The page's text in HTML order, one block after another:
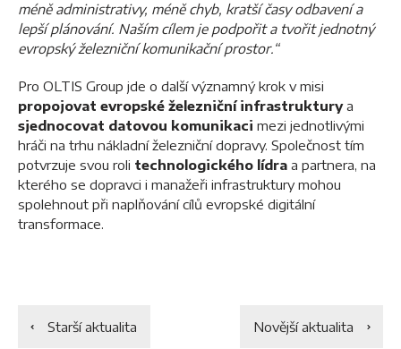
méně administrativy, méně chyb, kratší časy odbavení a
lepší plánování. Naším cílem je podpořit a tvořit jednotný
evropský železniční komunikační prostor.“
Pro OLTIS Group jde o další významný krok v misi
propojovat evropské železniční infrastrukturya
sjednocovat datovou komunikaci mezi jednotlivými
hráči na trhu nákladní železniční dopravy. Společnost tím
potvrzuje svou roli technologického lídra a partnera, na
kterého se dopravci i manažeři infrastruktury mohou
spolehnout při naplňování cílů evropské digitální
transformace.
Starší aktualita Novější aktualita